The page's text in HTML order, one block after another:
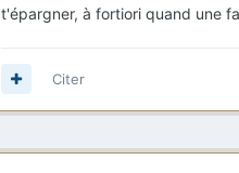
t'épargner, à fortiori quand une
Citer